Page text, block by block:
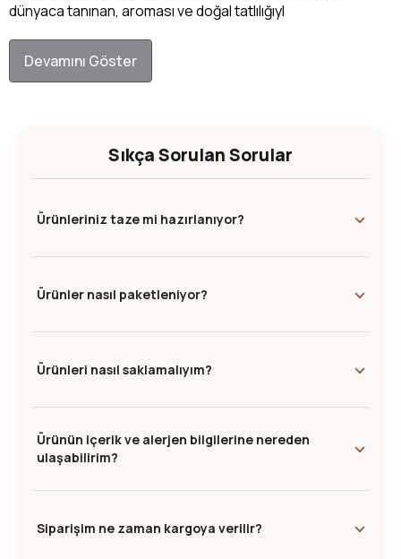
dünyaca tanınan, aroması ve doğal tatlılığıyl
Devamını Göster
Sıkça Sorulan Sorular
Ürünleriniz taze mi hazırlanıyor?
Ürünler nasıl paketleniyor?
Ürünleri nasıl saklamalıyım?
Ürünün içerik ve alerjen bilgilerine nereden
ulaşabilirim?
Siparişim ne zaman kargoya verilir?